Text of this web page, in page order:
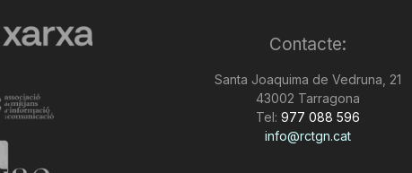
Contacte:
Santa Joaquima de Vedruna, 21
43002 Tarragona
Tel: 977 088 596
info@rctgn.cat